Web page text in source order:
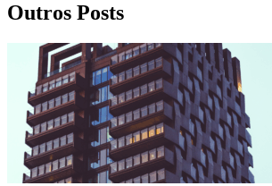
Outros Posts